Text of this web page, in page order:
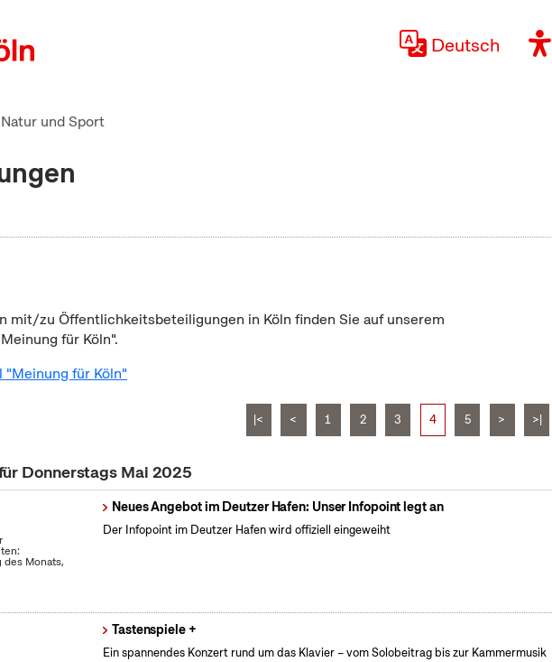
Deutsch
und Sport
mit/zu Öffentlichkeitsbeteiligungen in Köln finden Sie auf unserem
für Köln".
für Köln"
|< < 1 2 3 4 5 > >|
Donnerstags Mai 2025
Monats,
Neues Angebot im Deutzer Hafen: Unser Infopoint legt an
Der Infopoint im Deutzer Hafen wird offiziell eingeweiht
Tastenspiele +
Ein spannendes Konzert rund um das Klavier – vom Solobeitrag bis zur Kammermusik